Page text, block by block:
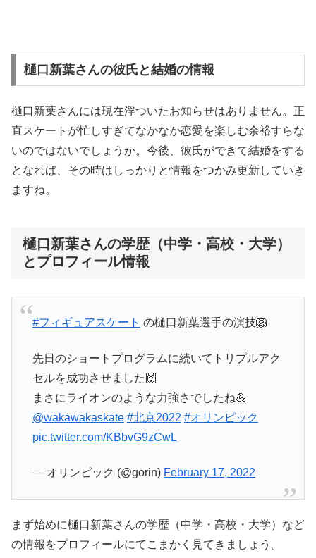
樋口新葉さんの彼氏と結婚の情報
樋口新葉さんには現在浮ついたお知らせはありません。正
直スケートが忙しすぎてなかなか恋愛を楽しむ余裕すらな
いのではないでしょうか。今後、彼氏ができて結婚をする
となれば、その時はしっかりと情報をつかみ更新していき
ますね。
樋口新葉さんの学歴（中学・高校・大学）
とプロフィール情報
#フィギュアスケート の樋口新葉選手の演技🦁
先日のショートプログラムに続いてトリプルアク
セルを成功させました🙌
まさにライオンのような力強さでしたね💪
@wakawakaskate #北京2022 #オリンピック
pic.twitter.com/KBbvG9zCwL
— オリンピック (@gorin) February 17, 2022
まず始めに樋口新葉さんの学歴（中学・高校・大学）など
の情報をプロフィールにてこまかく見てきましょう。